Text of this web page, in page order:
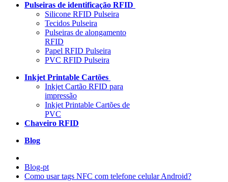
Pulseiras de identificação RFID
Silicone RFID Pulseira
Tecidos Pulseira
Pulseiras de alongamento
RFID
Papel RFID Pulseira
PVC RFID Pulseira
Inkjet Printable Cartões
Inkjet Cartão RFID para
impressão
Inkjet Printable Cartões de
PVC
Chaveiro RFID
Blog
Blog-pt
Como usar tags NFC com telefone celular Android?